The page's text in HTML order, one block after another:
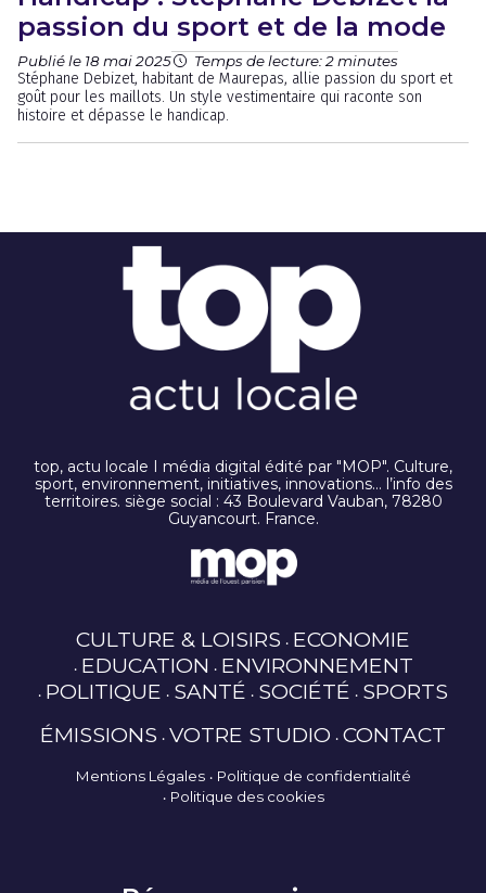
passion du sport et de la mode
Publié le 18 mai 2025 Temps de lecture: 2 minutes
Stéphane Debizet, habitant de Maurepas, allie passion du sport et
goût pour les maillots. Un style vestimentaire qui raconte son
histoire et dépasse le handicap.
top, actu locale I média digital édité par "MOP". Culture,
sport, environnement, initiatives, innovations… l’info des
territoires. siège social : 43 Boulevard Vauban, 78280
Guyancourt. France.
CULTURE & LOISIRS ECONOMIE
EDUCATION ENVIRONNEMENT
POLITIQUE SANTÉ SOCIÉTÉ SPORTS
ÉMISSIONS VOTRE STUDIO CONTACT
Mentions Légales
Politique de confidentialité
Politique des cookies